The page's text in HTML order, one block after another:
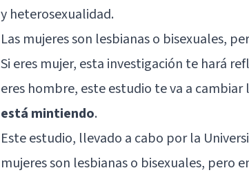
y heterosexualidad.
Las mujeres son lesbianas o bisexuales,
Si eres mujer, esta investigación te hará
eres hombre, este estudio te va a cambiar
está mintiendo.
Este estudio, llevado a cabo por la
mujeres son lesbianas o bisexuales, pero